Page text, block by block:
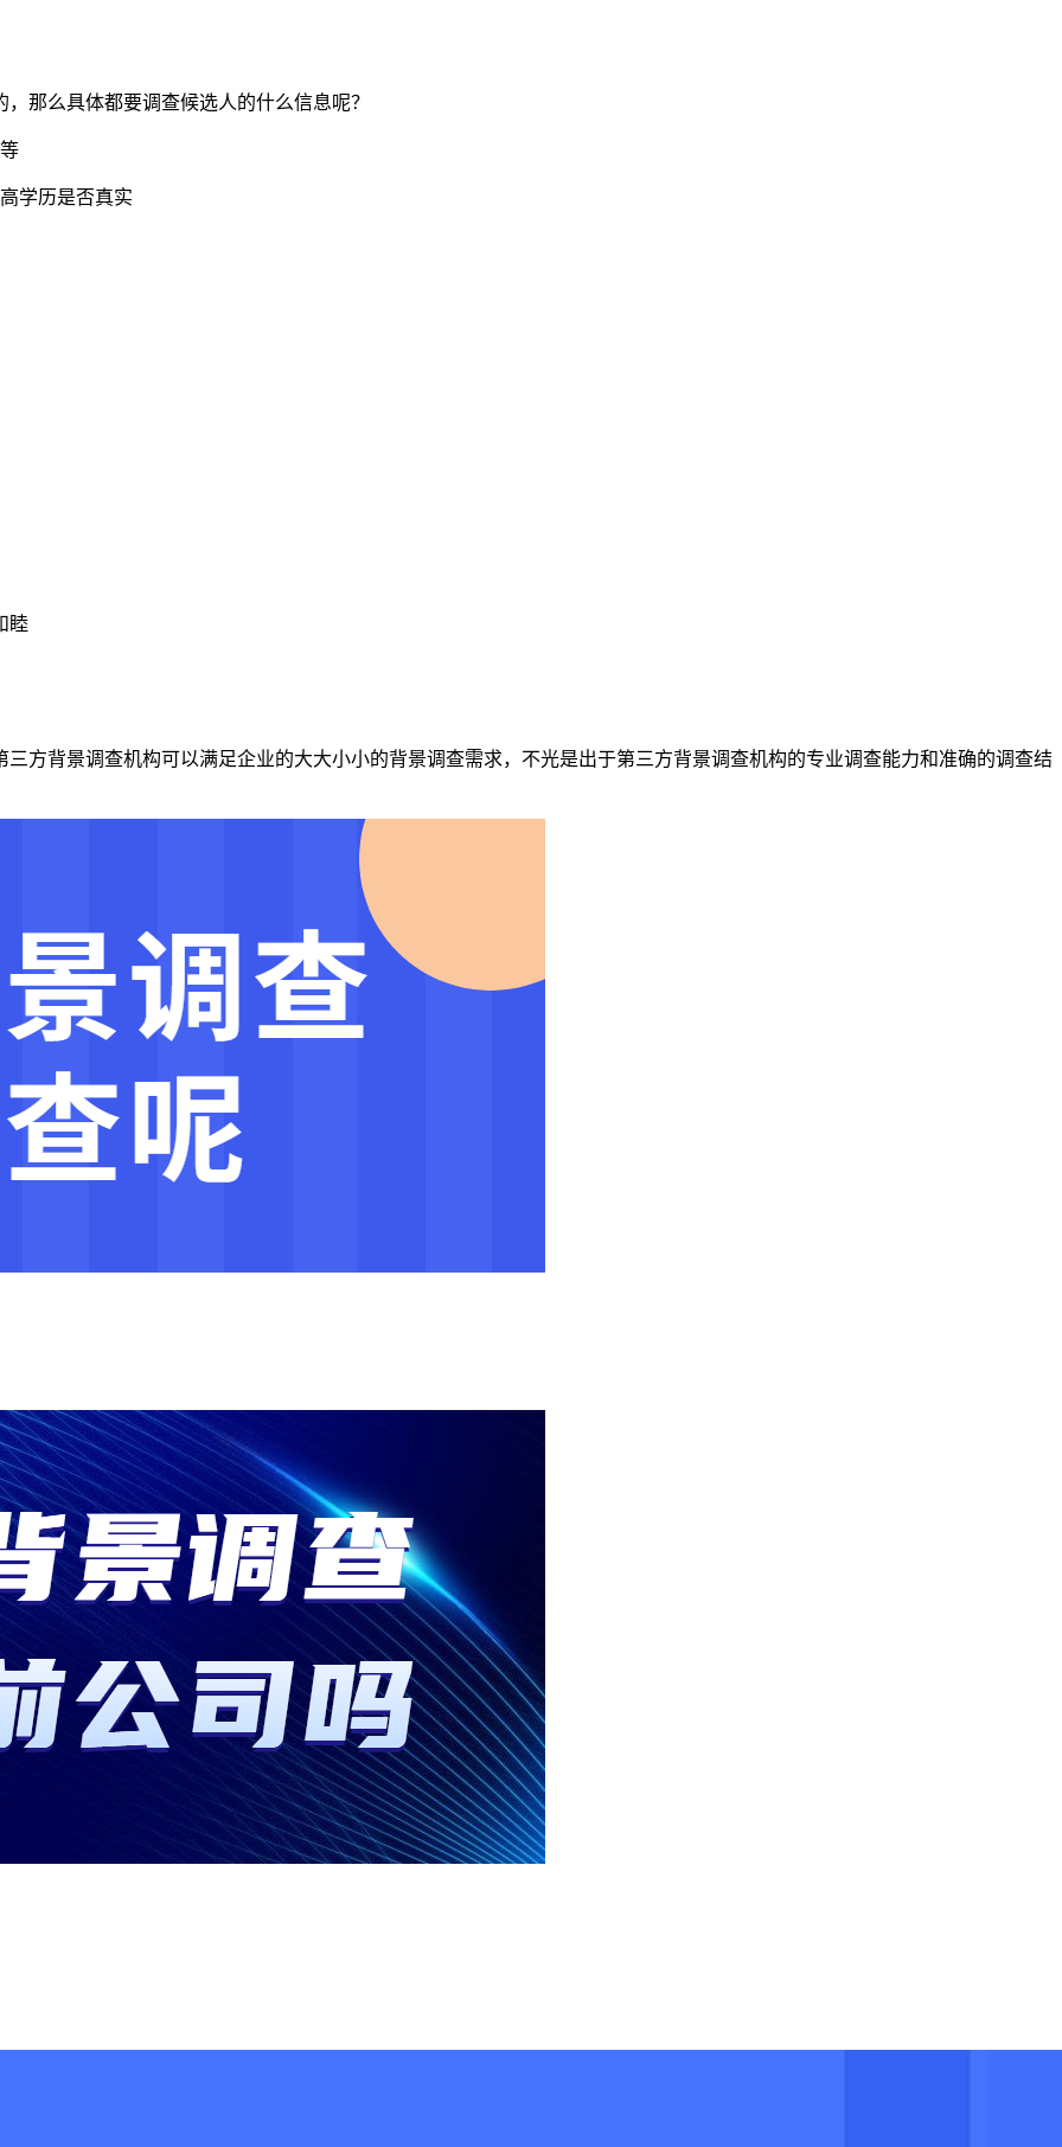
那么具体都要调查候选人的什么信息呢？
学历是否真实
睦
方背景调查机构可以满足企业的大大小小的背景调查需求，不光是出于第三方背景调查机构的专业调查能力和准确的调查结